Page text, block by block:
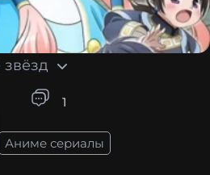
1
Аниме сериалы